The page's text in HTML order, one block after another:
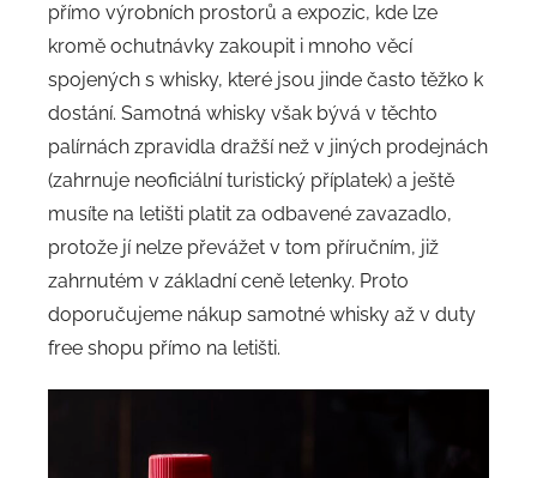
přímo výrobních prostorů a expozic, kde lze
kromě ochutnávky zakoupit i mnoho věcí
spojených s whisky, které jsou jinde často těžko k
dostání. Samotná whisky však bývá v těchto
palírnách zpravidla dražší než v jiných prodejnách
(zahrnuje neoficiální turistický příplatek) a ještě
musíte na letišti platit za odbavené zavazadlo,
protože jí nelze převážet v tom příručním, již
zahrnutém v základní ceně letenky. Proto
doporučujeme nákup samotné whisky až v duty
free shopu přímo na letišti.